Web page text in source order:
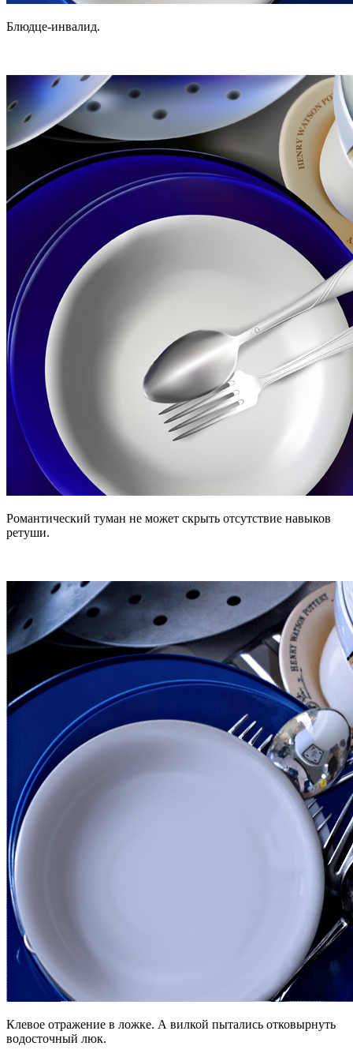
Блюдце-инвалид.
Романтический туман не может скрыть отсутствие навыков
ретуши.
Клевое отражение в ложке. А вилкой пытались отковырнуть
водосточный люк.